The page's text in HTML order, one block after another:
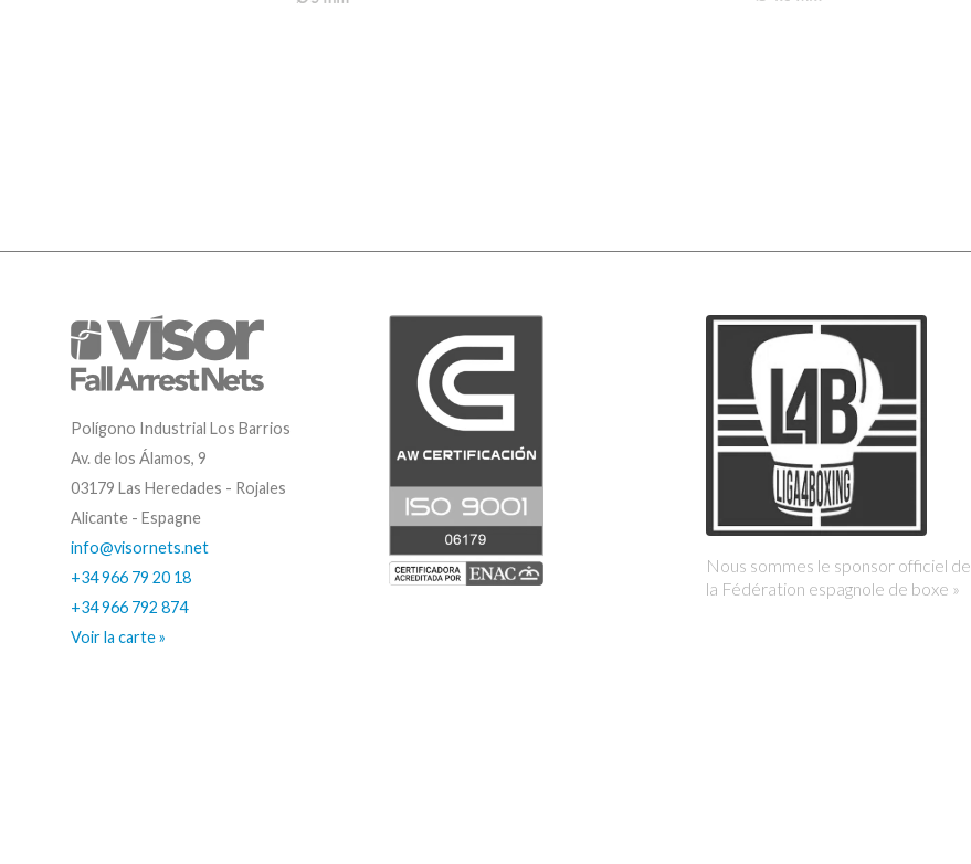
Polígono Industrial Los Barrios
Av. de los Álamos, 9
03179 Las Heredades - Rojales
Alicante - Espagne
info@visornets.net
+34 966 79 20 18
+34 966 792 874
Voir la carte »
Nous sommes le sponsor officiel de
la Fédération espagnole de boxe »